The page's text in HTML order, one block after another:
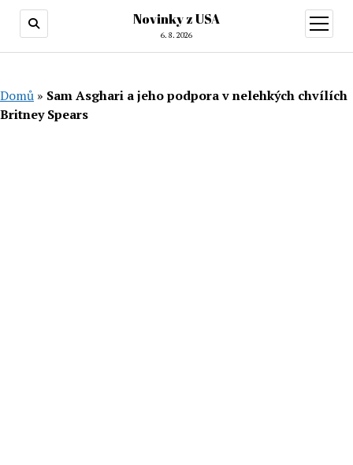
Novinky z USA
6. 8. 2026
otevřít
menu
Domů » Sam Asghari a jeho podpora v nelehkých chvílích
Britney Spears